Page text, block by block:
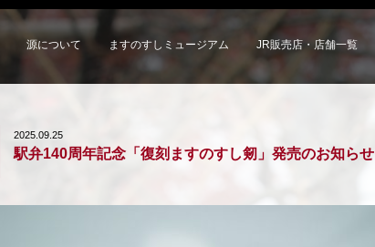
源について ますのすしミュージアム JR販売店・店舗一覧
2025.09.25
駅弁140周年記念「復刻ますのすし剱」発売のお知らせ